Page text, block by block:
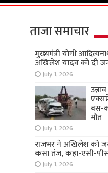
ताजा समाचार
मुख्यमंत्री योगी
अखिलेश यादव को दी
July 1, 2026
बस-
मौत
July 1, 2026
राजभर ने अखिलेश को
कसा तंज, कहा-एसी-
July 1, 2026